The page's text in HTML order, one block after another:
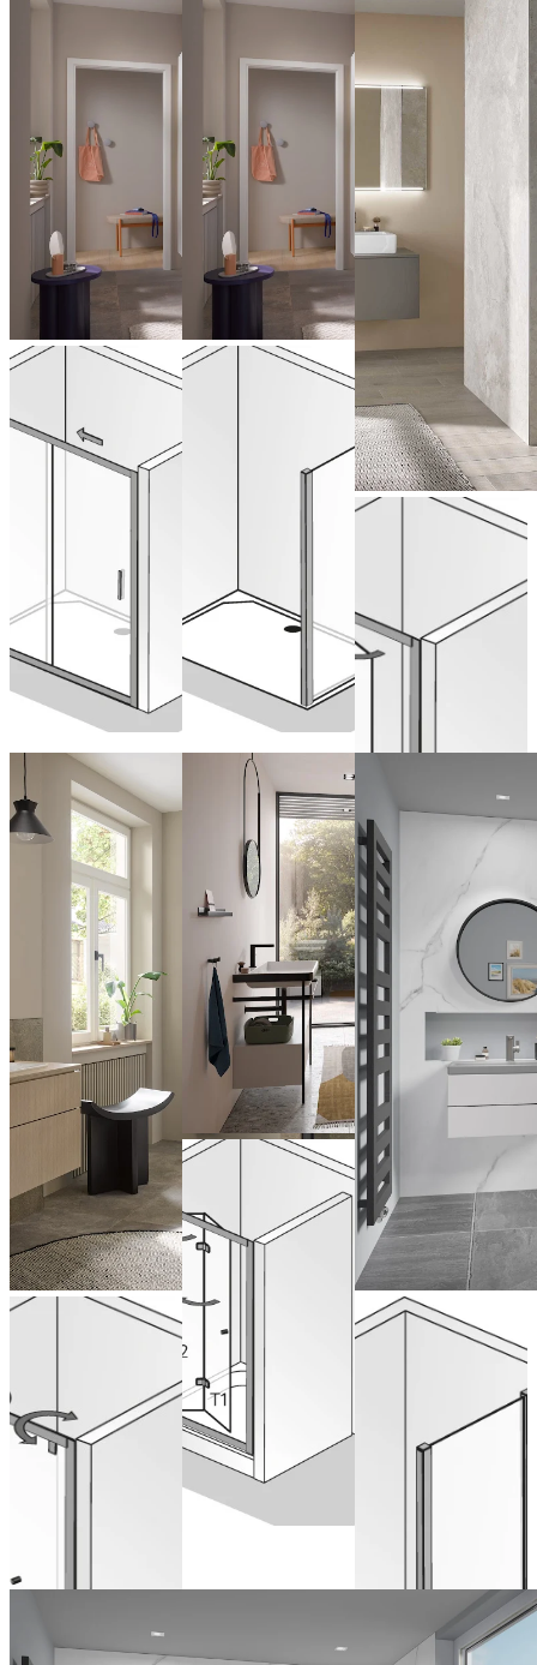
2 parts (with
bottom
Configure now
slider, 2 parts
Configure now
included)
for recess
Configure now
Pivoting bi-
fold door for
Configure now
Pivot door
side panel
included)